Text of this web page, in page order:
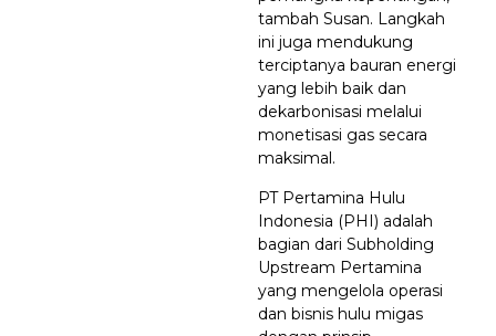
tambah Susan. Langkah
ini juga mendukung
terciptanya bauran energi
yang lebih baik dan
dekarbonisasi melalui
monetisasi gas secara
maksimal.
PT Pertamina Hulu
Indonesia (PHI) adalah
bagian dari Subholding
Upstream Pertamina
yang mengelola operasi
dan bisnis hulu migas